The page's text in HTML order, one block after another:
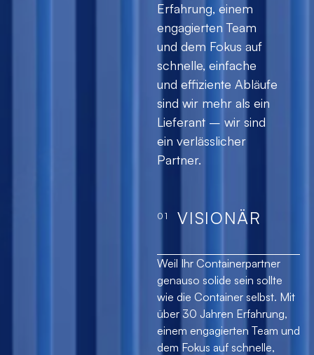
Erfahrung, einem
engagierten Team
und dem Fokus auf
schnelle, einfache
und effiziente Abläufe
sind wir mehr als ein
Lieferant – wir sind
ein verlässlicher
Partner.
01 VISIONÄR
Weil Ihr Containerpartner
genauso solide sein sollte
wie die Container selbst. Mit
über 30 Jahren Erfahrung,
einem engagierten Team und
dem Fokus auf schnelle,